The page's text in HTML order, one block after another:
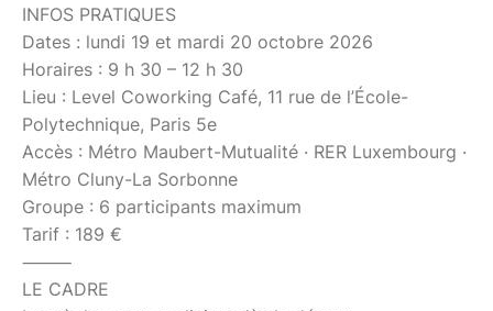
INFOS PRATIQUES
Dates : lundi 19 et mardi 20 octobre 2026
Horaires : 9 h 30 – 12 h 30
Lieu : Level Coworking Café, 11 rue de l’École-
Polytechnique, Paris 5e
Accès : Métro Maubert-Mutualité · RER Luxembourg ·
Métro Cluny-La Sorbonne
Groupe : 6 participants maximum
Tarif : 189 €
⸻
LE CADRE